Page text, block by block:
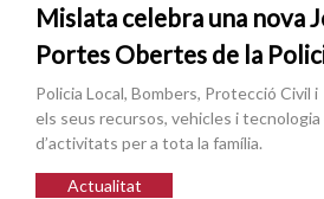
Mislata celebra una nova
Portes Obertes de la
Policia Local, Bombers, Protecció Civil
els seus recursos, vehicles i
d’activitats per a tota la família.
Actualitat